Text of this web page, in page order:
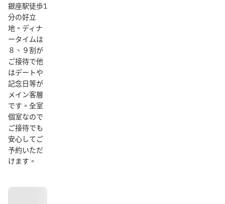
銀座駅徒歩1
分の好立
地。ディナ
ータイムは
８、９割が
ご接待で他
はデートや
記念日等が
メイン客層
です。全室
個室なので
ご接待でも
安心してご
予約いただ
けます。